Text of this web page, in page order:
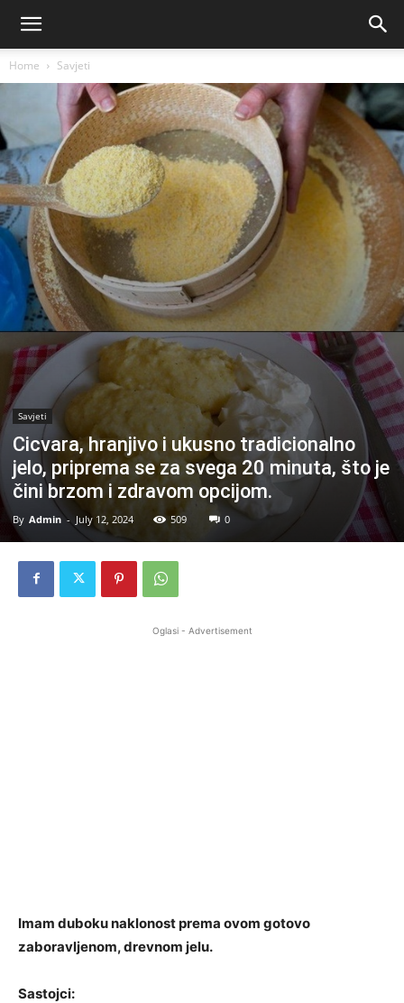
Home Savjeti
Savjeti
Cicvara, hranjivo i ukusno tradicionalno
jelo, priprema se za svega 20 minuta, što je
čini brzom i zdravom opcijom.
By Admin - July 12, 2024 509 0
Oglasi - Advertisement
Imam duboku naklonost prema ovom gotovo
zaboravljenom, drevnom jelu.
Sastojci: